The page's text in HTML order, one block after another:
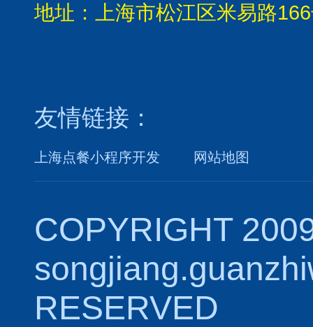
地址：上海市松江区米易路
友情链接：
上海点餐小程序开发 网站地图
COPYRIGHT
RESERVED